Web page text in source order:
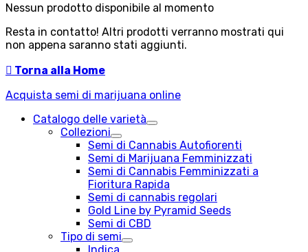
Acquista semi di marijuana online
Catalogo delle varietà
Collezioni
Semi di Cannabis Autofiorenti
Semi di Marijuana Femminizzati
Semi di Cannabis Femminizzati a
Fioritura Rapida
Semi di cannabis regolari
Gold Line by Pyramid Seeds
Semi di CBD
Tipo di semi
Indica
Nessun prodotto disponibile al momento
Resta in contatto! Altri prodotti verranno mostrati qui
non appena saranno stati aggiunti.
 Torna alla Home